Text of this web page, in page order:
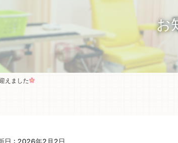
お
えました
日 : 2026年2月2日